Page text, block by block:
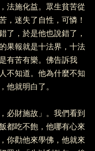
法施化益。眾生貧苦從
，迷失了自性，可憐！
了，於是他也說錯了，
果報就是十法界，十法
有苦有樂。佛告訴我
不知道。他為什麼不知
他就明白了。
必財施故」。我們看到
都吃不飽，他哪有心來
你勸他來學佛，他就來